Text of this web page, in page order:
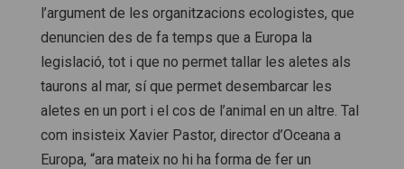
l’argument de les organitzacions ecologistes, que
denuncien des de fa temps que a Europa la
legislació, tot i que no permet tallar les aletes als
taurons al mar, sí que permet desembarcar les
aletes en un port i el cos de l’animal en un altre. Tal
com insisteix Xavier Pastor, director d’Oceana a
Europa, “ara mateix no hi ha forma de fer un